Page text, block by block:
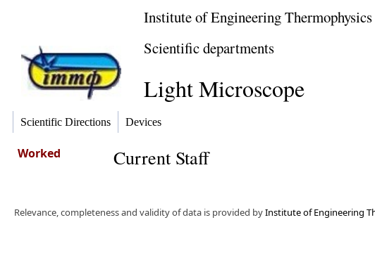
Institute of Engineering
Scientific departments
Light Microscope
Scientific Directions Devices
Worked Current Staff
Relevance, completeness and validity of data is provided byInstitute of Engineering